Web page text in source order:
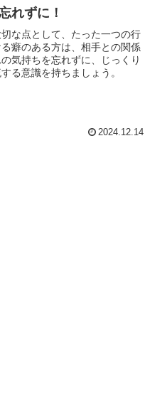
れずに！
な点として、たった一つの行
癖のある方は、相手との関係
気持ちを忘れずに、じっくり
る意識を持ちましょう。
2024.12.14